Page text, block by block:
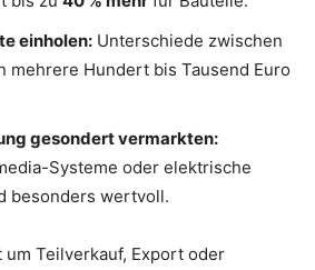
einholen: Unterschiede zwischen
mehrere Hundert bis Tausend Euro
gesondert vermarkten:
Systeme oder elektrische
besonders wertvoll.
Teilverkauf, Export oder